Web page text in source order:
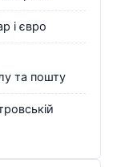
і євро
та пошту